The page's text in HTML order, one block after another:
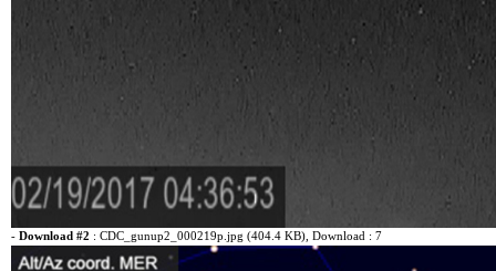
- Download #2 : CDC_gunup2_000219p.jpg (404.4 KB) , Download : 7